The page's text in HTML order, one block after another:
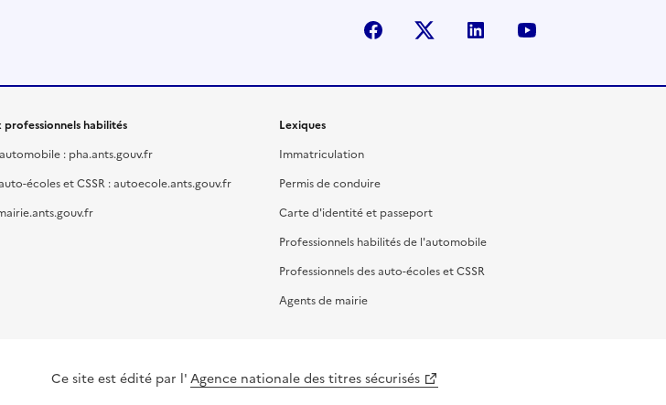
facebook X (anciennement Twitter)
linkedin
professionnels habilités
: pha.ants.gouv.fr
écoles et CSSR : autoecole.ants.gouv.fr
Lexiques
Immatriculation
Permis de conduire
Carte d'identité et passeport
Professionnels habilités de l'automobile
Professionnels des auto-écoles et CSSR
Agents de mairie
Ce site est édité par l'Agence nationale des titres sécurisés